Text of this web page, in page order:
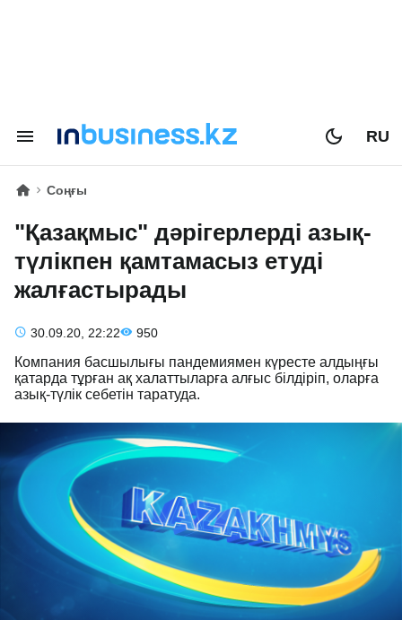
RU
Соңғы
"Қазақмыс" дәрігерлерді азық-
түлікпен қамтамасыз етуді
жалғастырады
30.09.20, 22:22 950
Компания басшылығы пандемиямен күресте алдыңғы
қатарда тұрған ақ халаттыларға алғыс білдіріп, оларға
азық-түлік себетін таратуда.